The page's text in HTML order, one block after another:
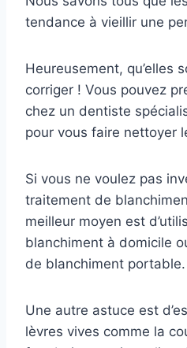
tendance à vieillir une
Heureusement, qu’elles
corriger ! Vous pouvez
chez un dentiste
pour vous faire nettoyer
Si vous ne voulez pas
traitement de
meilleur moyen est
blanchiment à domicile
de blanchiment portable.
Une autre astuce est
lèvres vives comme la